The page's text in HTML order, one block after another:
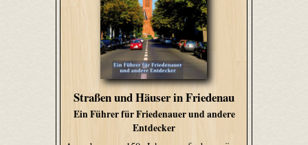
Straßen und Häuser in Friedenau
Ein Führer für Friedenauer und andere
Entdecker